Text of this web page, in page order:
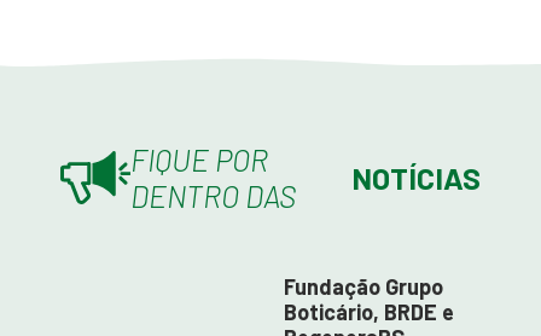
FIQUE POR
DENTRO DAS
NOTÍCIAS
Fundação Grupo
Boticário, BRDE e